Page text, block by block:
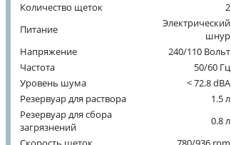
Количество щеток
2
Питание
Электрический
шнур
Напряжение
240/110 Вольт
Частота
50/60 Гц
Уровень шума
< 72.8 dBA
Резервуар для раствора
1.5 л
Резервуар для сбора
загрязнений
0.8 л